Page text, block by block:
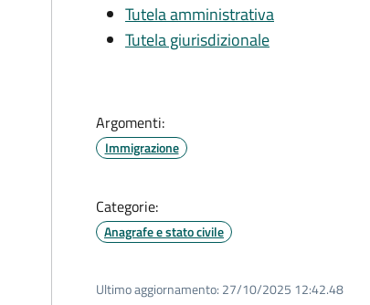
Tutela amministrativa
Tutela giurisdizionale
Argomenti:
Immigrazione
Categorie:
Anagrafe e stato civile
Ultimo aggiornamento: 27/10/2025 12:42.48